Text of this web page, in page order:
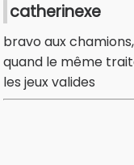
catherinexe
bravo aux
quand le même
les jeux valides